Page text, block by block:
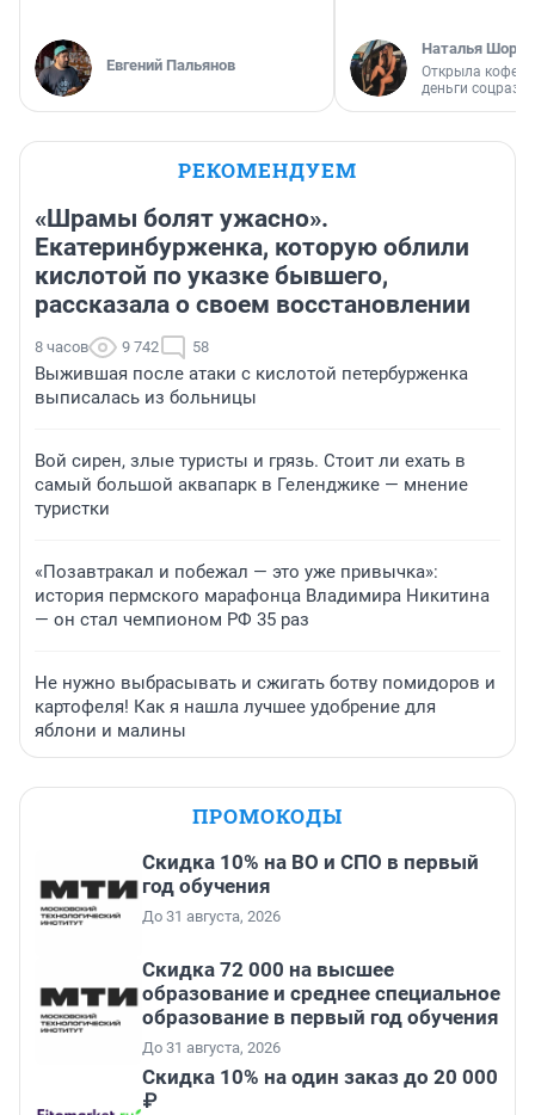
Евгений Пальянов
Наталья
Открыла
деньги
РЕКОМЕНДУЕМ
«Шрамы болят ужасно».
Екатеринбурженка, которую облили
кислотой по указке бывшего,
рассказала о своем восстановлении
8 часов 9 742 58
Выжившая после атаки с кислотой петербурженка
выписалась из больницы
Вой сирен, злые туристы и грязь. Стоит ли ехать в
самый большой аквапарк в Геленджике — мнение
туристки
«Позавтракал и побежал — это уже привычка»:
история пермского марафонца Владимира Никитина
— он стал чемпионом РФ 35 раз
Не нужно выбрасывать и сжигать ботву помидоров и
картофеля! Как я нашла лучшее удобрение для
яблони и малины
ПРОМОКОДЫ
Скидка 10% на ВО и СПО в первый
год обучения
До 31 августа, 2026
Скидка 72 000 на высшее
образование и среднее специальное
образование в первый год обучения
До 31 августа, 2026
Скидка 10% на один заказ до 20 000
₽